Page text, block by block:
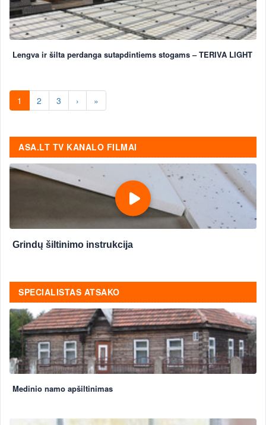
Lengva ir šilta perdanga sutapdintiems stogams – TERIVA LIGHT
1 2 3 › »
ASA.LT TV KANALO FILMAI
Grindų šiltinimo instrukcija
SPECIALISTAS ATSAKO
Medinio namo apšiltinimas